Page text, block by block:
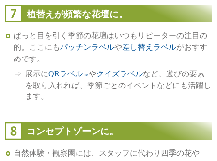
植替えが頻繁な花壇に。
ぱっと目を引く季節の花壇はいつもリピーターの注目の
的。ここにもパッチンラベルや差し替えラベルがおすす
めです。
展示にQRラベル™やクイズラベルなど、遊びの要素
を取り入れれば、季節ごとのイベントなどにも活躍し
ます。
コンセプトゾーンに。
自然体験・観察園には、スタッフに代わり四季の花や